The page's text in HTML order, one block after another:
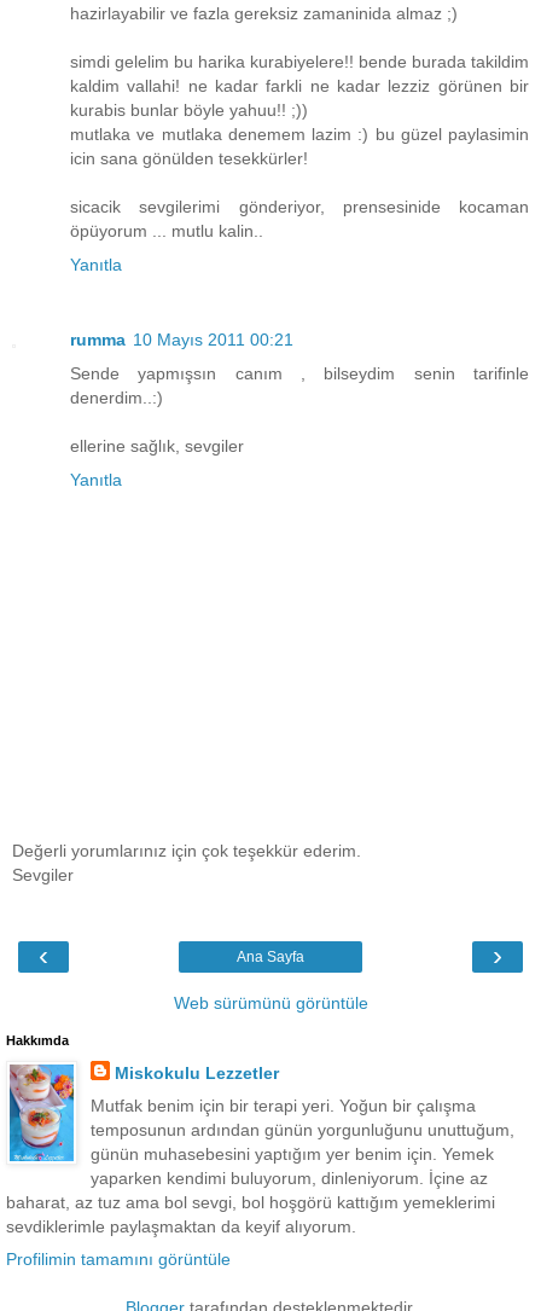
hazirlayabilir ve fazla gereksiz zamaninida almaz ;)
simdi gelelim bu harika kurabiyelere!! bende burada takildim
kaldim vallahi! ne kadar farkli ne kadar lezziz görünen bir
kurabis bunlar böyle yahuu!! ;))
mutlaka ve mutlaka denemem lazim :) bu güzel paylasimin
icin sana gönülden tesekkürler!
sicacik sevgilerimi gönderiyor, prensesinide kocaman
öpüyorum ... mutlu kalin..
Yanıtla
rumma 10 Mayıs 2011 00:21
Sende yapmışsın canım , bilseydim senin tarifinle
denerdim..:)
ellerine sağlık, sevgiler
Yanıtla
Değerli yorumlarınız için çok teşekkür ederim.
Sevgiler
‹ ›
Ana Sayfa
Web sürümünü görüntüle
Hakkımda
Miskokulu Lezzetler
Mutfak benim için bir terapi yeri. Yoğun bir çalışma
temposunun ardından günün yorgunluğunu unuttuğum,
günün muhasebesini yaptığım yer benim için. Yemek
yaparken kendimi buluyorum, dinleniyorum. İçine az
baharat, az tuz ama bol sevgi, bol hoşgörü kattığım yemeklerimi
sevdiklerimle paylaşmaktan da keyif alıyorum.
Profilimin tamamını görüntüle